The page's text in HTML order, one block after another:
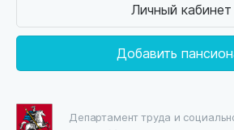
Личный кабинет
Добавить
Департамент труда и